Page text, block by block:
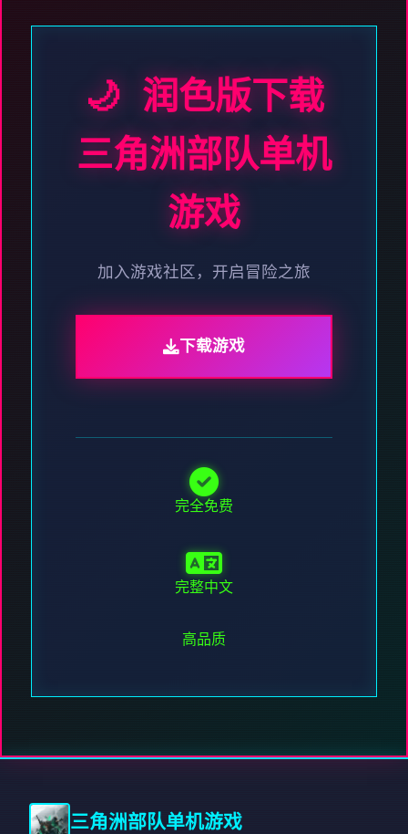
🌙 润色版下载
三角洲部队单机
游戏
加入游戏社区，开启冒险之旅
下载游戏
完全免费
完整中文
高品质
三角洲部队单机游戏